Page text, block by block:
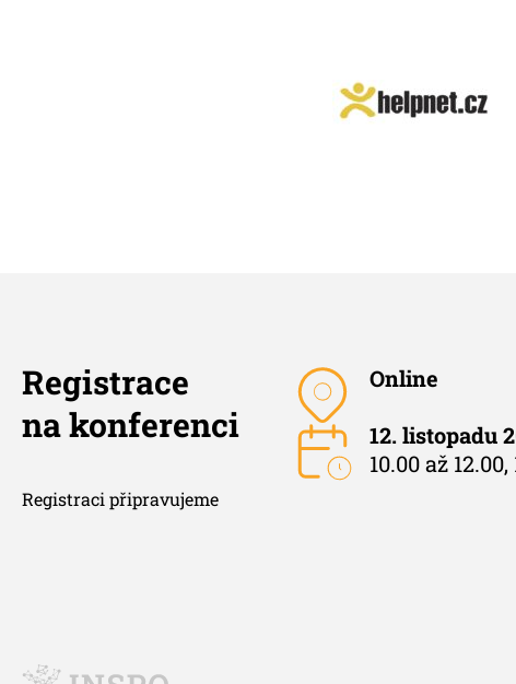
Registrace
na konferenci
Registraci připravujeme
Online
12. listopadu
10.00 až